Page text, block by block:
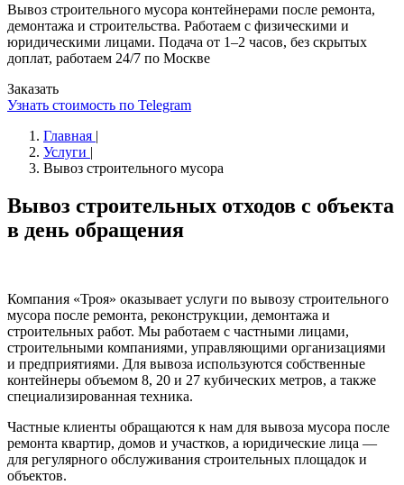
Вывоз строительного мусора контейнерами после ремонта,
демонтажа и строительства. Работаем с физическими и
юридическими лицами. Подача от 1–2 часов, без скрытых
доплат, работаем 24/7 по Москве
Заказать
Узнать стоимость по Telegram
Главная |
Услуги |
Вывоз строительного мусора
Вывоз строительных отходов с объекта
в день обращения
Компания «Троя» оказывает услуги по вывозу строительного
мусора после ремонта, реконструкции, демонтажа и
строительных работ. Мы работаем с частными лицами,
строительными компаниями, управляющими организациями
и предприятиями. Для вывоза используются собственные
контейнеры объемом 8, 20 и 27 кубических метров, а также
специализированная техника.
Частные клиенты обращаются к нам для вывоза мусора после
ремонта квартир, домов и участков, а юридические лица —
для регулярного обслуживания строительных площадок и
объектов.